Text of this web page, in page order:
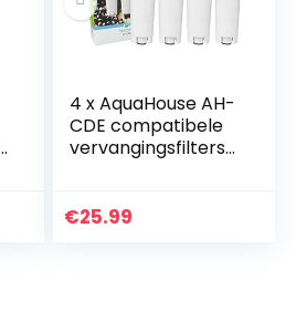
4 x AquaHouse AH-
CDE compatibele
vervangingsfilters
cartridge DLSC002,
€25.99